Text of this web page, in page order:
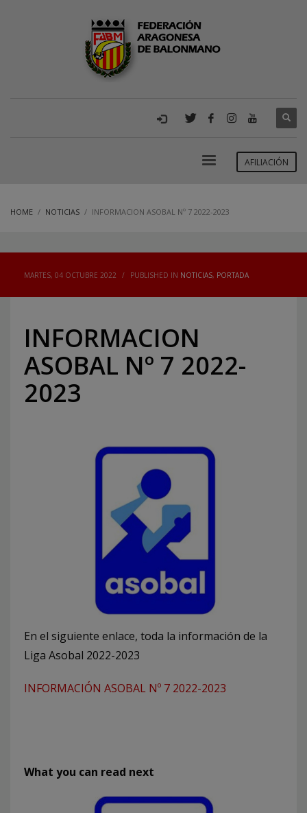
AFILIACIÓN
HOME NOTICIAS INFORMACION ASOBAL Nº 7 2022-2023
MARTES, 04 OCTUBRE 2022 / PUBLISHED IN NOTICIAS, PORTADA
INFORMACION
ASOBAL Nº 7 2022-
2023
En el siguiente enlace, toda la información de la
Liga Asobal 2022-2023
INFORMACIÓN ASOBAL Nº 7 2022-2023
What you can read next